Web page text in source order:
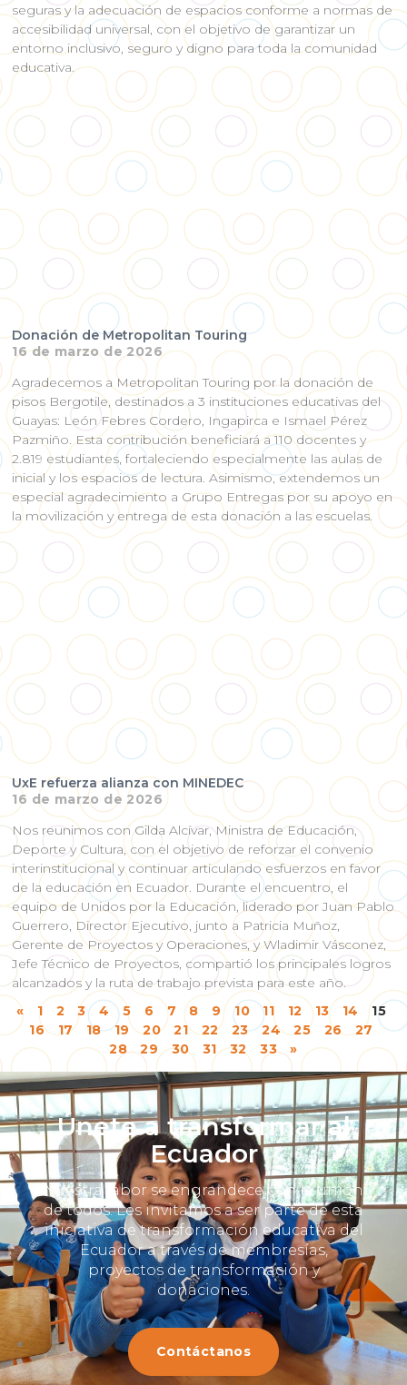
seguras y la adecuación de espacios conforme a normas de
accesibilidad universal, con el objetivo de garantizar un
entorno inclusivo, seguro y digno para toda la comunidad
educativa.
Donación de Metropolitan Touring
16 de marzo de 2026
Agradecemos a Metropolitan Touring por la donación de
pisos Bergotile, destinados a 3 instituciones educativas del
Guayas: León Febres Cordero, Ingapirca e Ismael Pérez
Pazmiño. Esta contribución beneficiará a 110 docentes y
2.819 estudiantes, fortaleciendo especialmente las aulas de
inicial y los espacios de lectura. Asimismo, extendemos un
especial agradecimiento a Grupo Entregas por su apoyo en
la movilización y entrega de esta donación a las escuelas.
UxE refuerza alianza con MINEDEC
16 de marzo de 2026
Nos reunimos con Gilda Alcívar, Ministra de Educación,
Deporte y Cultura, con el objetivo de reforzar el convenio
interinstitucional y continuar articulando esfuerzos en favor
de la educación en Ecuador. Durante el encuentro, el
equipo de Unidos por la Educación, liderado por Juan Pablo
Guerrero, Director Ejecutivo, junto a Patricia Muñoz,
Gerente de Proyectos y Operaciones, y Wladimir Vásconez,
Jefe Técnico de Proyectos, compartió los principales logros
alcanzados y la ruta de trabajo prevista para este año.
«
1 2 3 4 5 6 7 8 9 10 11 12 13 14
15
16
17 18 19 20 21 22 23 24 25 26
27
28
29 30 31 32 33 »
Únete a transformar al
Ecuador
Nuestra labor se engrandece con la unión
de todos. Les invitamos a ser parte de esta
iniciativa de transformación educativa del
Ecuador a través de membresías,
proyectos de transformación y
donaciones.
Contáctanos